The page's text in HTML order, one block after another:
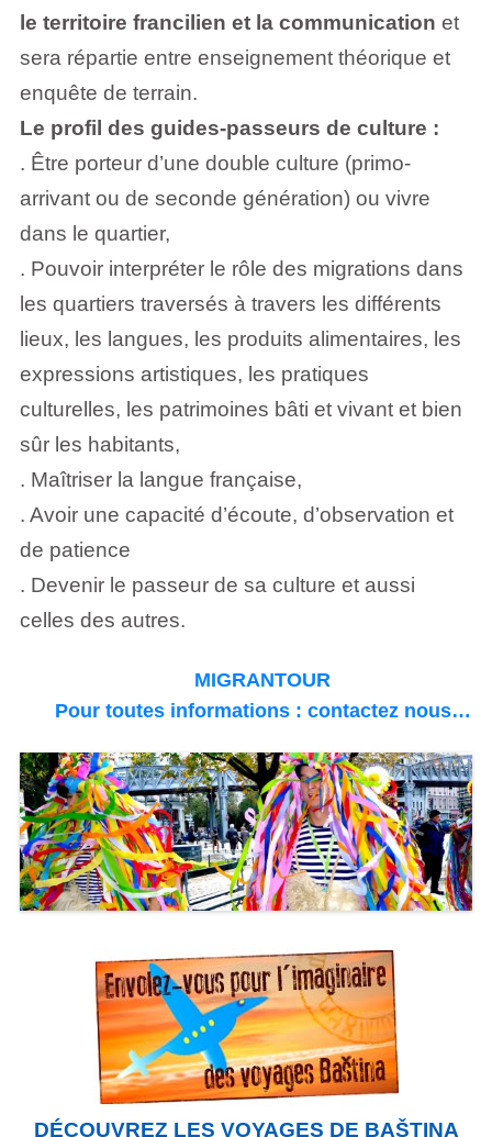
le territoire francilien et la communication et
sera répartie entre enseignement théorique et
enquête de terrain.
Le profil des guides-passeurs de culture :
. Être porteur d’une double culture (primo-
arrivant ou de seconde génération) ou vivre
dans le quartier,
. Pouvoir interpréter le rôle des migrations dans
les quartiers traversés à travers les différents
lieux, les langues, les produits alimentaires, les
expressions artistiques, les pratiques
culturelles, les patrimoines bâti et vivant et bien
sûr les habitants,
. Maîtriser la langue française,
. Avoir une capacité d’écoute, d’observation et
de patience
. Devenir le passeur de sa culture et aussi
celles des autres.
MIGRANTOUR
Pour toutes informations : contactez nous…
DÉCOUVREZ LES VOYAGES DE BAŠTINA